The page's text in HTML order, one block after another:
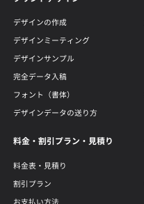
デザインの作成
デザインミーティング
デザインサンプル
完全データ入稿
フォント（書体）
デザインデータの送り方
料金・割引プラン・見積り
料金表・見積り
割引プラン
お支払い方法